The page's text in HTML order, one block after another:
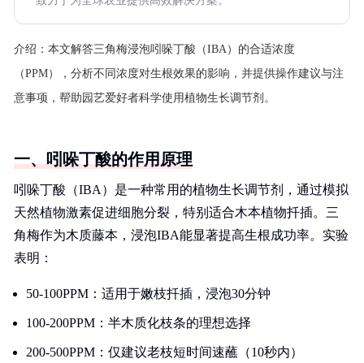
介绍： 本文解答三角梅浸泡吲哚丁酸（IBA）的合适浓度
（PPM），分析不同浓度对生根效果的影响，并提供操作建议与注
意事项，帮助园艺爱好者科学使用植物生长调节剂。
一、吲哚丁酸的作用原理
吲哚丁酸（IBA）是一种常用的植物生长调节剂，通过模拟
天然植物激素促进细胞分裂，特别适合木本植物扦插。三
角梅作为木质藤本，浸泡IBA能显著提高生根成功率。实验
表明：
50-100PPM：适用于嫩枝扦插，浸泡30分钟
100-200PPM：半木质化枝条的理想选择
200-500PPM：仅建议老枝短时间速蘸（10秒内）